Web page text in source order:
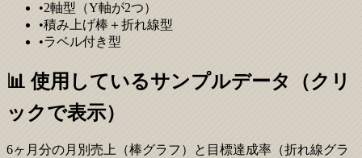
•2軸型（Y軸が2つ）
•積み上げ棒＋折れ線型
•ラベル付き型
📊 使用しているサンプルデータ（クリ
ックで表示）
6ヶ月分の月別売上（棒グラフ）と目標達成率（折れ線グラ